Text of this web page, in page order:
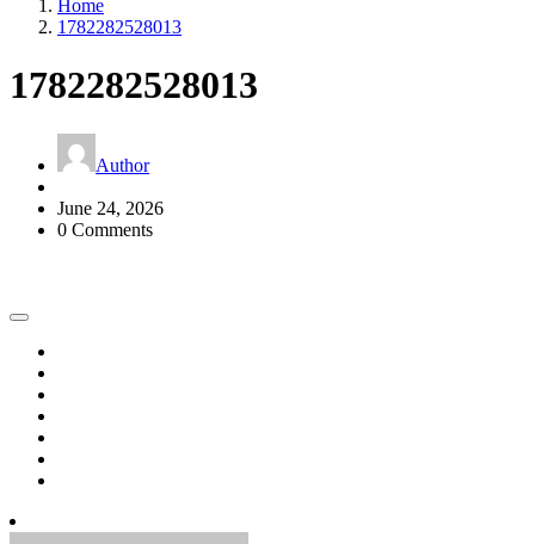
Home
1782282528013
1782282528013
Author
June 24, 2026
0 Comments